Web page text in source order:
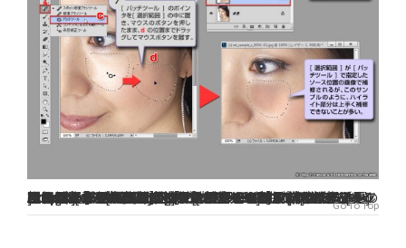
Step 3 [ 選択範囲 ] を [ パッチツール ] で補修する
５．
[ パッチツール ] を使う前に、手順１で複製したレイヤーが選択されていることを確認する６．
[ ツールボックス ] の ｂ にあるアイコンを長押しして、[ パッチツール ]（ ｃ ） を選択７．
[ パッチツール ] のポインタを[ 選択範囲 ] の中に置き、マウスのボタンを押したまま、ｄ の位置までドラッグしてマウスボタンを離す
Attention
[ 選択範囲 ] が [ パッチツール ] で指定したソース位置の画像で補修されるが、このサンプルのように、ハイライト部分は上手く補修できないことが多い
Note
[ パッチツール ] と [ スポット修復ブラシツール ] は、補修したい箇所にハイライトまたはシャドウに近いピクセル群があると、補修対象のピクセルにハイライトまたはシャドウの色が流れ込んでしまうような補修結果になることがある。補修対象のピクセルがハイライト、またはシャドウの場合は予測できない結果になることもある Go To Top